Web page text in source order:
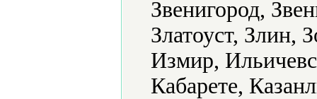
Звенигород,
Златоуст, Злин,
Измир,
Кабарете,